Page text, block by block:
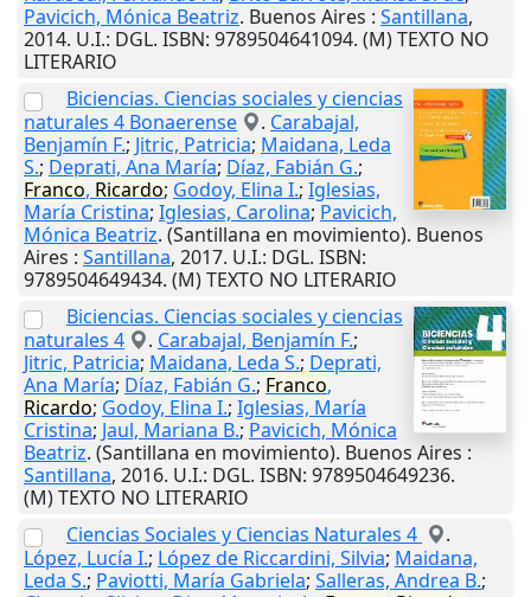
Pavicich, Mónica Beatriz. Buenos Aires : Santillana,
2014. U.I.: DGL. ISBN: 9789504641094. (M) TEXTO NO
LITERARIO
Biciencias. Ciencias sociales y ciencias
naturales 4 Bonaerense
. Carabajal,
Benjamín F.; Jitric, Patricia; Maidana, Leda
S.; Deprati, Ana María; Díaz, Fabián G.;
Franco, Ricardo; Godoy, Elina I.; Iglesias,
María Cristina; Iglesias, Carolina; Pavicich,
Mónica Beatriz. (Santillana en movimiento). Buenos
Aires : Santillana, 2017. U.I.: DGL. ISBN:
9789504649434. (M) TEXTO NO LITERARIO
Biciencias. Ciencias sociales y ciencias
naturales 4
. Carabajal, Benjamín F.;
Jitric, Patricia; Maidana, Leda S.; Deprati,
Ana María; Díaz, Fabián G.; Franco,
Ricardo; Godoy, Elina I.; Iglesias, María
Cristina; Jaul, Mariana B.; Pavicich, Mónica
Beatriz. (Santillana en movimiento). Buenos Aires :
Santillana, 2016. U.I.: DGL. ISBN: 9789504649236.
(M) TEXTO NO LITERARIO
Ciencias Sociales y Ciencias Naturales 4
.
López, Lucía I.; López de Riccardini, Silvia; Maidana,
Leda S.; Paviotti, María Gabriela; Salleras, Andrea B.;